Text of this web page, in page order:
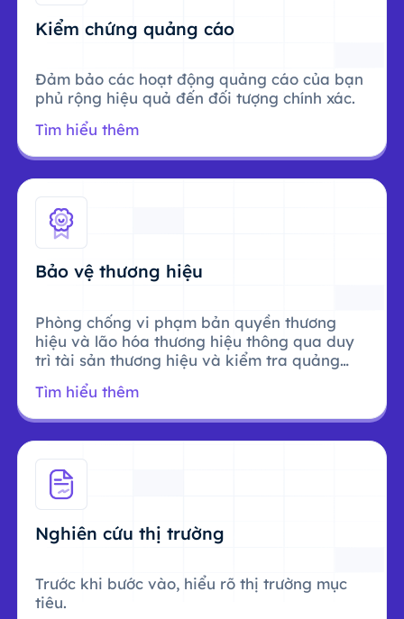
Kiểm chứng quảng cáo
Đảm bảo các hoạt động quảng cáo của bạn
phủ rộng hiệu quả đến đối tượng chính xác.
Tìm hiểu thêm
Bảo vệ thương hiệu
Phòng chống vi phạm bản quyền thương
hiệu và lão hóa thương hiệu thông qua duy
trì tài sản thương hiệu và kiểm tra quảng
Tìm hiểu thêm
Nghiên cứu thị trường
Trước khi bước vào, hiểu rõ thị trường mục
tiêu.